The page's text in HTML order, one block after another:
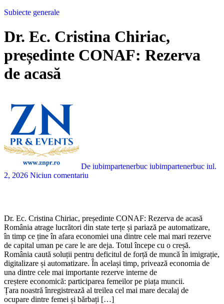
Subiecte generale
Dr. Ec. Cristina Chiriac,
președinte CONAF: Rezerva
de acasă
De iubimpartenerbuc iubimpartenerbuc iul.
2, 2026 Niciun comentariu
Dr. Ec. Cristina Chiriac, președinte CONAF: Rezerva de acasă
România atrage lucrători din state terțe și pariază pe automatizare,
în timp ce ține în afara economiei una dintre cele mai mari rezerve
de capital uman pe care le are deja. Totul începe cu o creșă.
România caută soluții pentru deficitul de forță de muncă în imigrație,
digitalizare și automatizare. În același timp, privează economia de
una dintre cele mai importante rezerve interne de
creștere economică: participarea femeilor pe piața muncii.
Țara noastră înregistrează al treilea cel mai mare decalaj de
ocupare dintre femei și bărbați […]